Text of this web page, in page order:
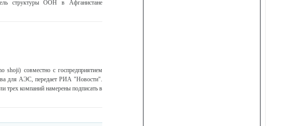
структуры ООН в Афганистане
совместно с госпредприятием
для АЭС, передает РИА "Новости".
трех компаний намерены подписать в